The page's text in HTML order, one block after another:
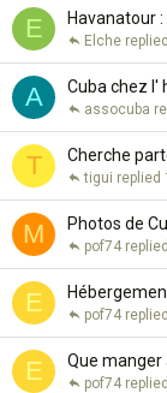
E Havanatour
Elche
A Cuba chez l'
assocuba
T Cherche
tigui
M Photos de
pof74
E pof74
E Que manger
pof74